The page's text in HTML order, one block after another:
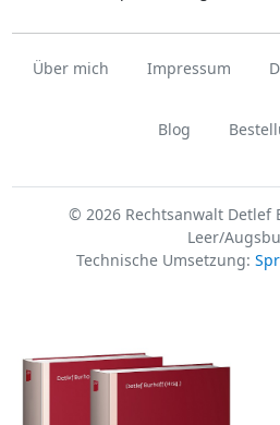
Über mich Impressum
Blog
© 2026 Rechtsanwalt Detlef
Leer/
Technische Umsetzung: